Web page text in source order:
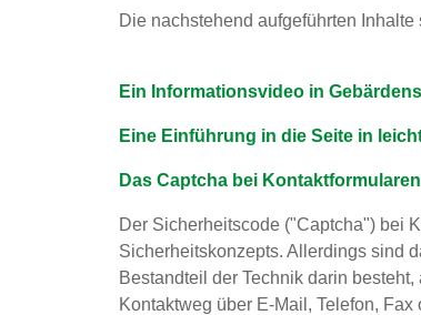
Die nachstehend aufgeführten
Ein Informationsvideo in
Eine Einführung in die Seite in
Das Captcha bei
Der Sicherheitscode ("Captcha") bei
Sicherheitskonzepts. Allerdings sind
Bestandteil der Technik darin
Kontaktweg über E-Mail, Telefon,